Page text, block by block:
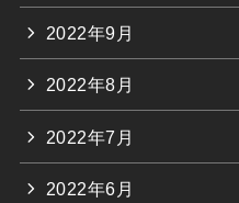
2022年9月
2022年8月
2022年7月
2022年6月